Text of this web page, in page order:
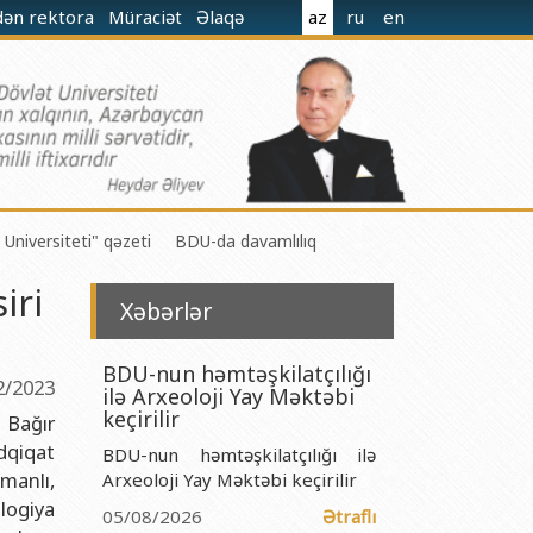
rektora Müraciət Əlaqə az ru en
adına Kataliz və Qeyri-üzvi Kimya İnstitutu
və Mexanika İnstitutu
Biologiya və Biotexnologiyalar İnstitutu
Universiteti" qəzeti BDU-da davamlılıq
2023
Xəbərlər
BDU-nun həmtəşkilatçılığı
ilə Arxeoloji Yay Məktəbi
keçirilir
BDU-nun həmtəşkilatçılığı ilə
Arxeoloji Yay Məktəbi keçirilir
05/08/2026
Ətraflı